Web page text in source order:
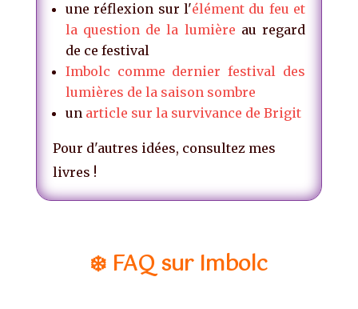
une réflexion sur l'élément du feu et
la question de la lumière au regard
de ce festival
Imbolc comme dernier festival des
lumières de la saison sombre
un article sur la survivance de Brigit
Pour d'autres idées, consultez mes
livres !
❄️ FAQ sur Imbolc